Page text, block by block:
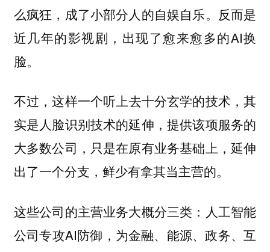
么疯狂，成了小部分人的自娱自乐。反而是
近几年的影视剧，出现了愈来愈多的AI换
脸。
不过，这样一个听上去十分玄学的技术，其
实是人脸识别技术的延伸，提供该项服务的
大多数公司，只是在原有业务基础上，延伸
出了一个分支，鲜少有拿其当主营的。
这些公司的主营业务大概分三类：人工智能
公司专攻AI防御，为金融、能源、政务、互